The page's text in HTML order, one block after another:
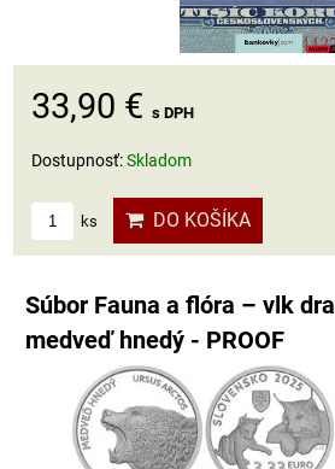
33,90 € s DPH
Dostupnosť:Skladom
ks DO KOŠÍKA
Súbor Fauna a flóra – vlk
medveď hnedý - PROOF